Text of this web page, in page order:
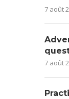
7 août
7 août